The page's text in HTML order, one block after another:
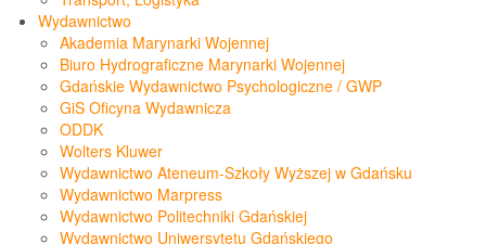
Wydawnictwo
Akademia Marynarki Wojennej
Biuro Hydrograficzne Marynarki Wojennej
Gdańskie Wydawnictwo Psychologiczne / GWP
GiS Oficyna Wydawnicza
ODDK
Wolters Kluwer
Wydawnictwo Ateneum-Szkoły Wyższej w Gdańsku
Wydawnictwo Marpress
Wydawnictwo Politechniki Gdańskiej
Wydawnictwo Uniwersytetu Gdańskiego